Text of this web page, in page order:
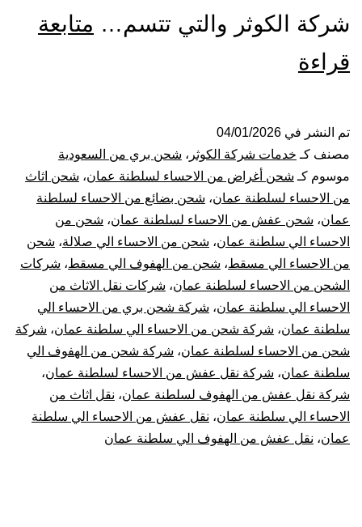
شركة الكوثر والتي تتسم… متابعة
قراءة
من
الاحساء
الي
سلطنة
عمان
|
نقل
عفش
من
تم النشر في 04/01/2026
مصنف كـ خدمات شركة الكوثر ، شحن بري من السعودية
موسوم كـ شحن أغراض من الاحساء لسلطنة عمان، شحن اثاث
من الاحساء لسلطنة عمان، شحن بضائع من الاحساء لسلطنة
عمان، شحن عفش من الاحساء لسلطنة عمان، شحن من
الاحساء الي سلطنة عمان، شحن من الاحساء الي صلالة، شحن
من الاحساء الي مسقط، شحن من الهفوف الي مسقط، شركات
الشحن من الاحساء لسلطنة عمان، شركات نقل الاثاث من
الاحساء الي سلطنة عمان، شركة شحن بري من الاحساء الي
سلطنة عمان، شركة شحن من الاحساء الي سلطنة عمان، شركة
شحن من الاحساء لسلطنة عمان، شركة شحن من الهفوف الي
سلطنة عمان، شركة نقل عفش من الاحساء لسلطنة عمان،
شركة نقل عفش من الهفوف لسلطنة عمان، نقل اثاث من
الاحساء الي سلطنة عمان، نقل عفش من الاحساء الي سلطنة
عمان، نقل عفش من الهفوف الي سلطنة عمان